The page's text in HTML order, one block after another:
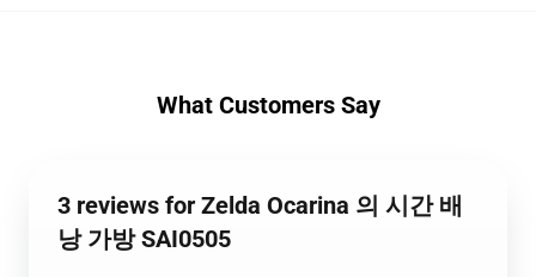
What Customers Say
3 reviews for Zelda Ocarina 의 시간 배
낭 가방 SAI0505